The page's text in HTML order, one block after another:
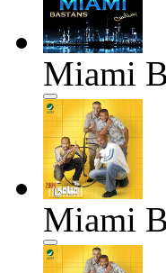
Miami
Miami